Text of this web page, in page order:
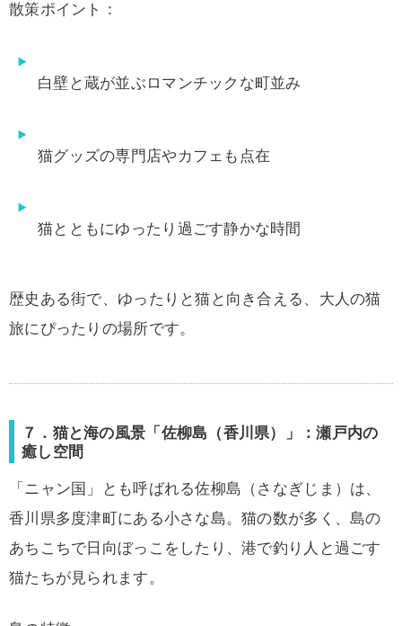
散策ポイント：
白壁と蔵が並ぶロマンチックな町並み
猫グッズの専門店やカフェも点在
猫とともにゆったり過ごす静かな時間
歴史ある街で、ゆったりと猫と向き合える、大人の猫
旅にぴったりの場所です。
７．猫と海の風景「佐柳島（香川県）」：瀬戸内の
癒し空間
「ニャン国」とも呼ばれる佐柳島（さなぎじま）は、
香川県多度津町にある小さな島。猫の数が多く、島の
あちこちで日向ぼっこをしたり、港で釣り人と過ごす
猫たちが見られます。